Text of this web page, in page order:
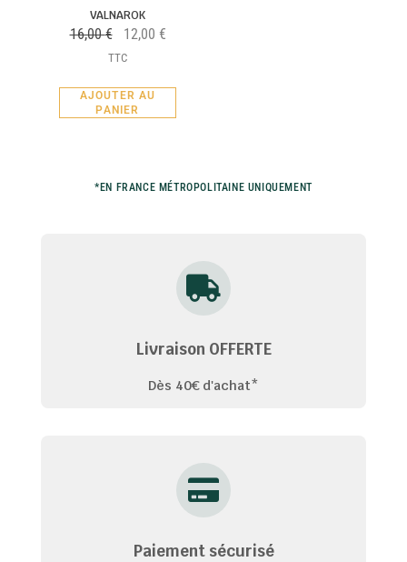
VALNAROK
16,00€ 12,00 €
TTC
AJOUTER AU
PANIER
*EN FRANCE MÉTROPOLITAINE UNIQUEMENT
Livraison OFFERTE
Dès 40€ d'achat*
Paiement sécurisé